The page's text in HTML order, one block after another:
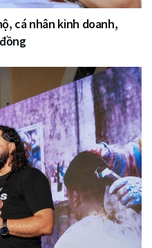
cá nhân kinh doanh,